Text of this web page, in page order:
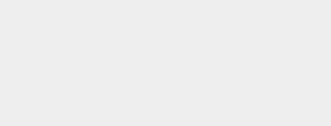
nuestros sistemas. Por ejemplo, estas
tu sesión mientras navegas o
técnico que pueda afectar la
bloquear o ser notificado de la
cookies no almacenan ninguna